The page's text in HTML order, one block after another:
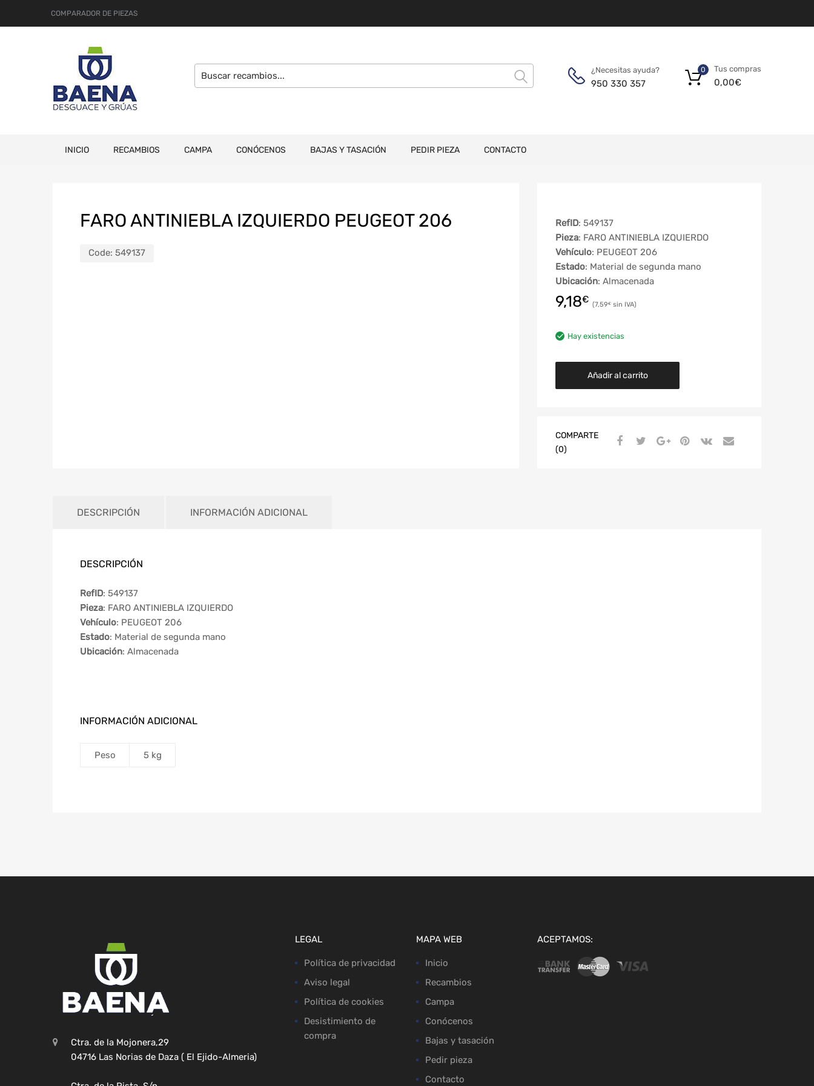
COMPARADOR DE PIEZAS
¿Necesitas ayuda?
950 330 357
Tus compras
0,00€
0
INICIO RECAMBIOS CAMPA CONÓCENOS BAJAS Y TASACIÓN PEDIR PIEZA CONTACTO
FARO ANTINIEBLA IZQUIERDO PEUGEOT 206
Code: 549137
RefID: 549137
Pieza: FARO ANTINIEBLA IZQUIERDO
Vehículo: PEUGEOT 206
Estado: Material de segunda mano
Ubicación: Almacenada
9,18€ 7,59€
Hay existencias
Añadir al carrito
COMPARTE
(0)
DESCRIPCIÓN INFORMACIÓN ADICIONAL
DESCRIPCIÓN
RefID: 549137
Pieza: FARO ANTINIEBLA IZQUIERDO
Vehículo: PEUGEOT 206
Estado: Material de segunda mano
Ubicación: Almacenada
INFORMACIÓN ADICIONAL
Peso 5 kg
Ctra. de la Mojonera,29
04716 Las Norias de Daza ( El Ejido-Almeria)
LEGAL
Política de privacidad
Aviso legal
Política de cookies
Desistimiento de
compra
MAPA WEB
Inicio
Recambios
Campa
Conócenos
Bajas y tasación
Pedir pieza
Contacto
ACEPTAMOS: